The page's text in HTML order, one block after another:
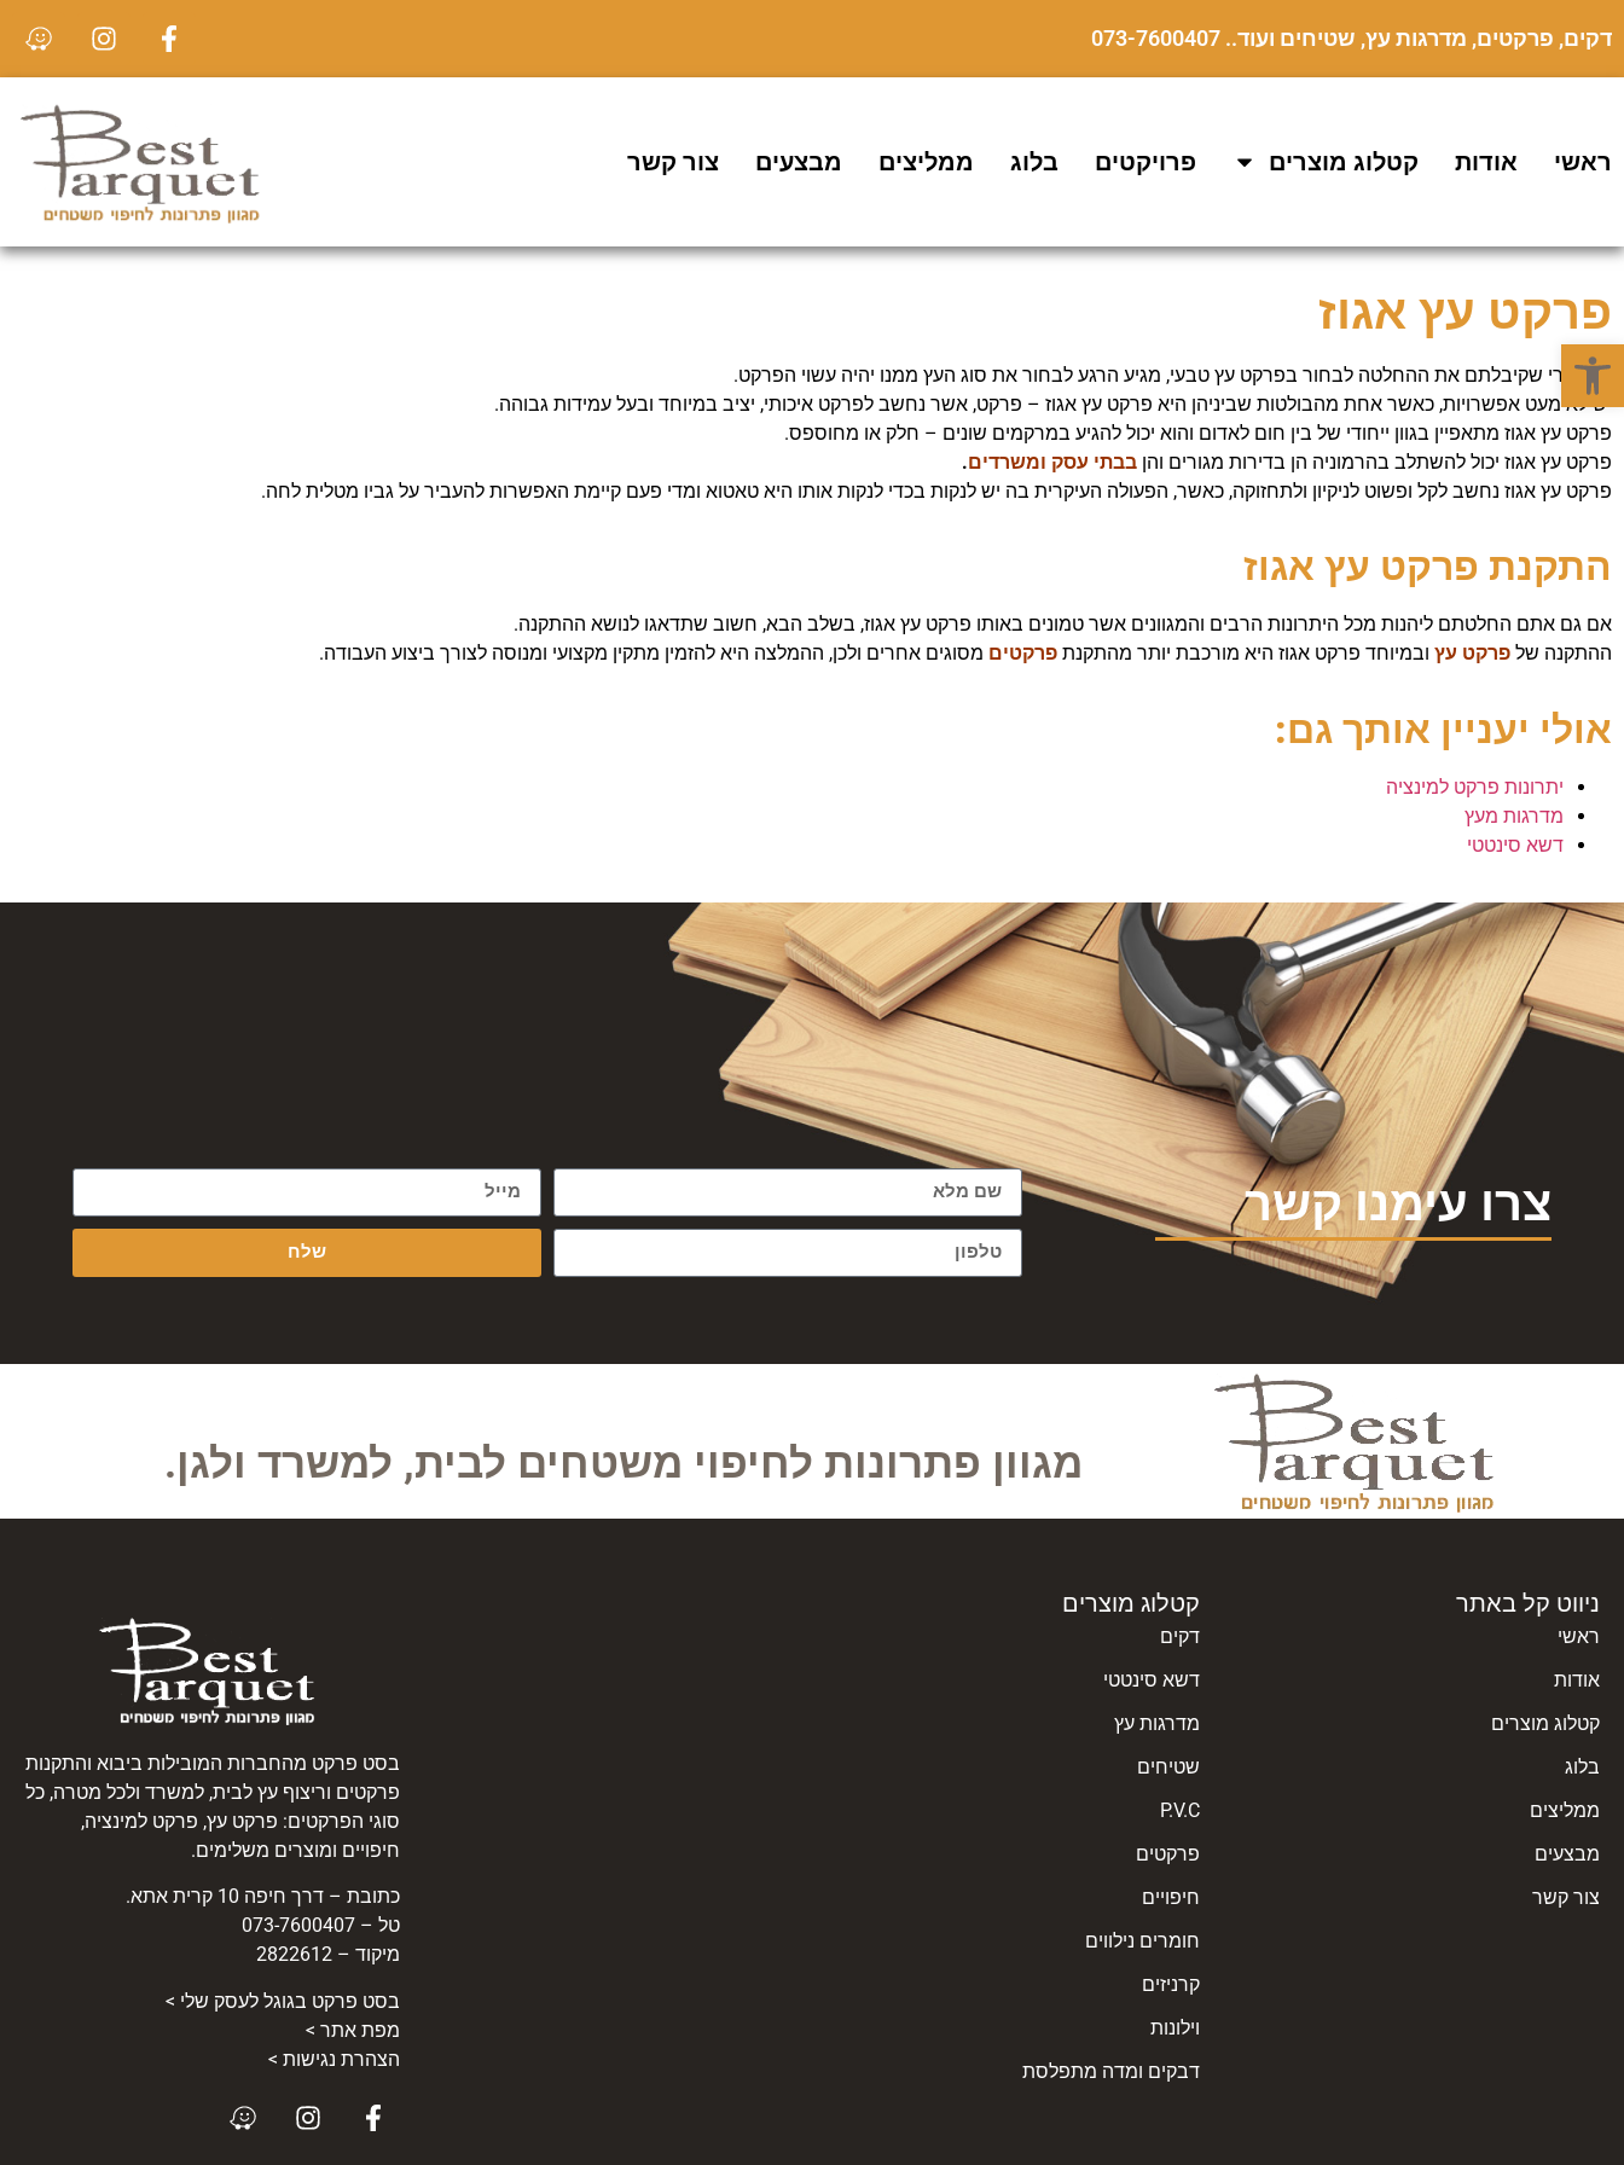
פתח סרגל נגישות
דקים, פרקטים, מדרגות עץ, שטיחים ועוד.. 073-7600407
ראשי אודות קטלוג מוצרים פרויקטים בלוג ממליצים מבצעים צור קשר
פרקט עץ אגוז
אז אחרי שקיבלתם את ההחלטה לבחור בפרקט עץ טבעי, מגיע הרגע לבחור את סוג העץ ממנו יהיה עשוי הפרקט.
יש לא מעט אפשרויות, כאשר אחת מהבולטות שביניהן היא פרקט עץ אגוז – פרקט, אשר נחשב לפרקט איכותי, יציב במיוחד ובעל עמידות גבוהה.
פרקט עץ אגוז מתאפיין בגוון ייחודי של בין חום לאדום והוא יכול להגיע במרקמים שונים – חלק או מחוספס.
פרקט עץ אגוז יכול להשתלב בהרמוניה הן בדירות מגורים והן בבתי עסק ומשרדים.
פרקט עץ אגוז נחשב לקל ופשוט לניקיון ולתחזוקה, כאשר, הפעולה העיקרית בה יש לנקות בכדי לנקות אותו היא טאטוא ומדי פעם קיימת האפשרות להעביר על גביו מטלית לחה.
התקנת פרקט עץ אגוז
אם גם אתם החלטתם ליהנות מכל היתרונות הרבים והמגוונים אשר טמונים באותו פרקט עץ אגוז, בשלב הבא, חשוב שתדאגו לנושא ההתקנה.
ההתקנה של פרקט עץ ובמיוחד פרקט אגוז היא מורכבת יותר מהתקנת פרקטים מסוגים אחרים ולכן, ההמלצה היא להזמין מתקין מקצועי ומנוסה לצורך ביצוע העבודה.
אולי יעניין אותך גם:
יתרונות פרקט למינציה
מדרגות מעץ
דשא סינטטי
צרו עימנו קשר
שלח
מגוון פתרונות לחיפוי משטחים לבית, למשרד ולגן.
ניווט קל באתר
ראשי
אודות
קטלוג מוצרים
בלוג
ממליצים
מבצעים
צור קשר
קטלוג מוצרים
דקים
דשא סינטטי
מדרגות עץ
שטיחים
P.V.C
פרקטים
חיפויים
חומרים נילווים
קרניזים
וילונות
דבקים ומדה מתפלסת
בסט פרקט מהחברות המובילות ביבוא והתקנות
פרקטים וריצוף עץ לבית, למשרד ולכל מטרה, כל
סוגי הפרקטים: פרקט עץ, פרקט למינציה,
חיפויים ומוצרים משלימים.
כתובת – דרך חיפה 10 קרית אתא.
טל – 073-7600407
מיקוד – 2822612
בסט פרקט בגוגל לעסק שלי >
מפת אתר >
הצהרת נגישות >